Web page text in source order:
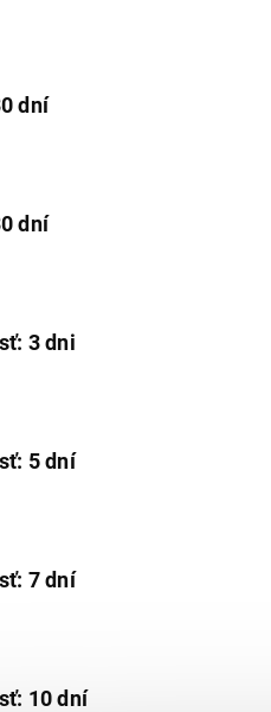
dní
dní
3 dni
5 dní
7 dní
10 dní